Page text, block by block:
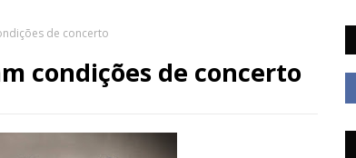
de concerto
condições de concerto